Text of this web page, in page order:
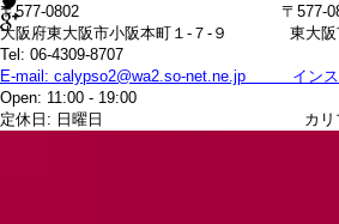
〒577-0802 〒577-
大阪府東大阪市小阪本町１‐７‐９ 東大阪
Tel: 06-4309-8707
E-mail: calypso2@wa2.so-net.ne.jp イン
Open: 11:00 - 19:00
定休日: 日曜日 カリプソネ